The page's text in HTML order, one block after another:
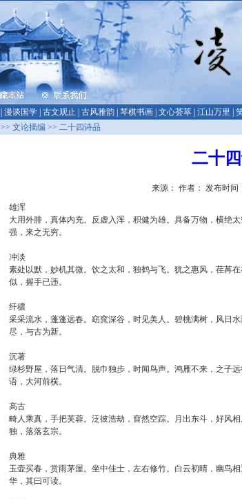
漫谈国学 古文观止 古风雅韵 琴棋书画 文心荟萃 江山万里
>> 文论摘编 >> 二十四诗品
二十
来源： 作者： 发布时间
雄浑
大用外腓，真体内充。反虚入浑，积健为雄。具备万物，横绝
强，来之无穷。
冲淡
素处以默，妙机其微。饮之太和，独鹤与飞。犹之惠风，荏苒
似，握手已违。
纤穠
采采流水，蓬蓬远春。窈窕深谷，时见美人。碧桃满树，风日
尽，与古为新。
沉著
绿杉野屋，落日气清。脱巾独步，时闻鸟声。鸿雁不来，之子
语，大河前横。
高古
畸人乘真，手把芙蓉。泛彼浩劫，窅然空踪。月出东斗，好风
独，落落玄宗。
典雅
玉壶买春，赏雨茅屋。坐中佳士，左右修竹。白云初晴，幽鸟
华，其曰可读。